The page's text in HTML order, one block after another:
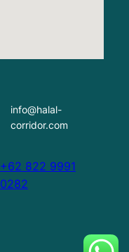
info@halal-
corridor.com
+62 822 9991
0282